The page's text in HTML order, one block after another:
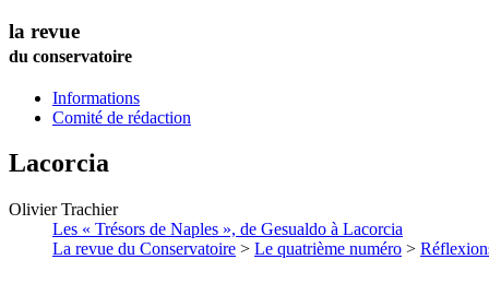
la revue
du conservatoire
Informations
Comité de rédaction
Lacorcia
Olivier Trachier
Les « Trésors de Naples », de Gesualdo à Lacorcia
La revue du Conservatoire > Le quatrième numéro >